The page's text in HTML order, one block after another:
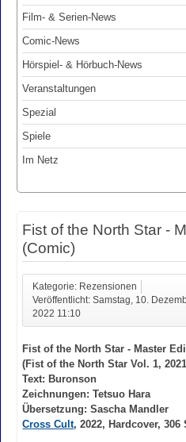
Film- & Serien-News
Comic-News
Hörspiel- & Hörbuch-News
Veranstaltungen
Spezial
Spiele
Im Netz
Fist of the North Star -
(Comic)
Kategorie: Rezensionen
Veröffentlicht: Samstag, 10.
2022 11:10
Fist of the North Star - Master
(Fist of the North Star Vol. 1,
Text: Buronson
Zeichnungen: Tetsuo Hara
Übersetzung: Sascha Mandler
Cross Cult, 2022, Hardcover, 306